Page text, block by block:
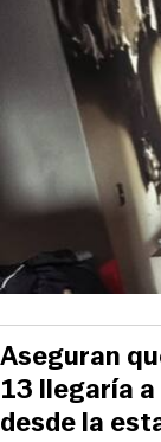
Aseguran
13 llegaría
desde la